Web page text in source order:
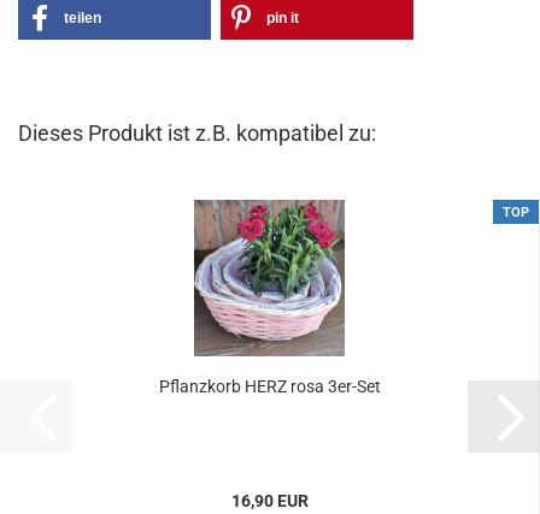
teilen pin it
Dieses Produkt ist z.B. kompatibel zu:
TOP
Pflanzkorb HERZ rosa 3er-Set
16,90 EUR